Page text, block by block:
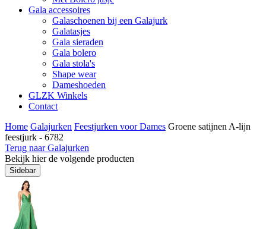
Gala accessoires
Galaschoenen bij een Galajurk
Galatasjes
Gala sieraden
Gala bolero
Gala stola's
Shape wear
Dameshoeden
GLZK Winkels
Contact
Home Galajurken Feestjurken voor Dames Groene satijnen A-lijn
feestjurk - 6782
Terug naar Galajurken
Bekijk hier de volgende producten
Sidebar